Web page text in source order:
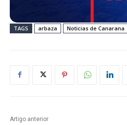
TAGS arbaza Noticias de Canarana
Artigo anterior